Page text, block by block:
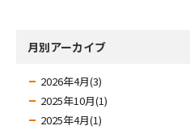
月別アーカイブ
2026年4月(3)
2025年10月(1)
2025年4月(1)